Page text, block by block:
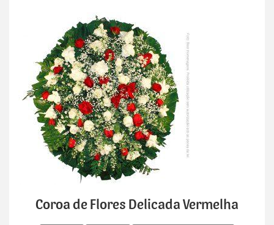
Coroa de Flores Delicada Vermelha